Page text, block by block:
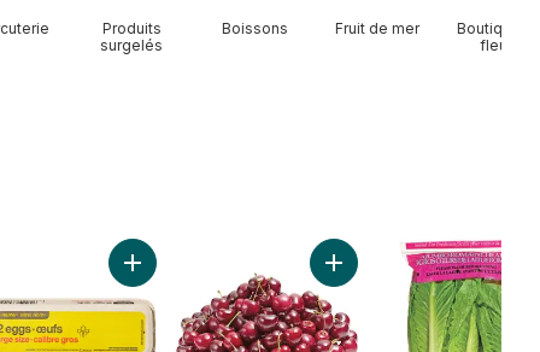
Produits
surgelés
Boissons Fruit de mer
Boutique
fleurs
au panierAjouter Lot de 12 œufs de calibre gros au panier
Ajouter Cerises rouges